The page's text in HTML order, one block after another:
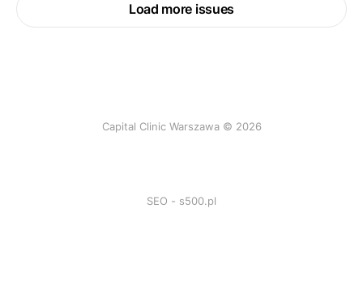
Load more issues
Capital Clinic Warszawa © 2026
SEO - s500.pl